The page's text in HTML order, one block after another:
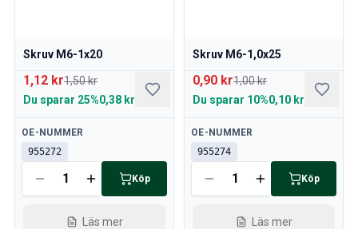
Skruv M6-1x20
1,12 kr1,50 kr
Du sparar 25%0,38 kr
Tillgänglig
OE-NUMMER
955272
Köp
Läs mer
Skruv M6-1,0x25
0,90 kr1,00 kr
Du sparar 10%0,10 kr
Tillgänglig
OE-NUMMER
955274
Köp
Läs mer